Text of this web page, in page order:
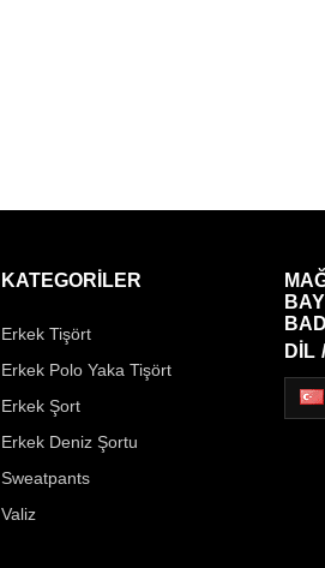
KATEGORİLER
Erkek Tişört
Erkek Polo Yaka Tişört
Erkek Şort
Erkek Deniz Şortu
Sweatpants
Valiz
DİL